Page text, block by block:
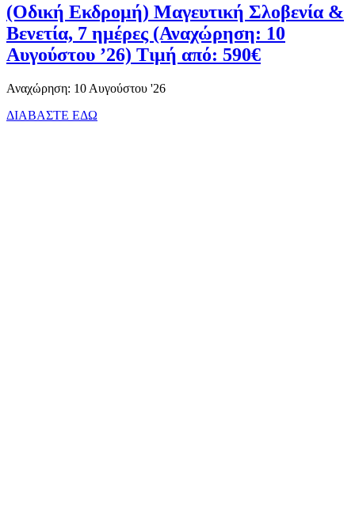
(Οδική Εκδρομή) Μαγευτική Σλοβενία &
Βενετία, 7 ημέρες (Αναχώρηση: 10
Αυγούστου ’26) Τιμή από: 590€
Αναχώρηση: 10 Αυγούστου '26
ΔΙΑΒΑΣΤΕ ΕΔΩ